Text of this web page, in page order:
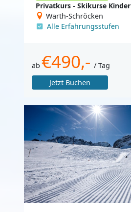
Privatkurs - Skikurse Kinder
Warth-Schröcken
Alle Erfahrungsstufen
ab €490,- / Tag
Jetzt Buchen